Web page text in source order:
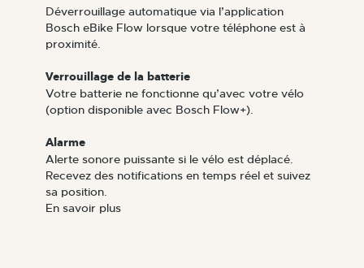
Déverrouillage automatique via l’application
Bosch eBike Flow lorsque votre téléphone est à
proximité.
Verrouillage de la batterie
Votre batterie ne fonctionne qu’avec votre vélo
(option disponible avec Bosch Flow+).
Alarme
Alerte sonore puissante si le vélo est déplacé.
Recevez des notifications en temps réel et suivez
sa position.
En savoir plus